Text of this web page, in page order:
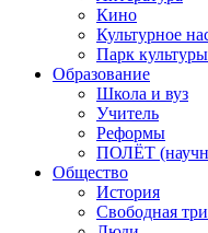
Кино
Культурное
Парк
Образование
Школа и вуз
Учитель
Реформы
ПОЛЁТ
Общество
История
Свободная